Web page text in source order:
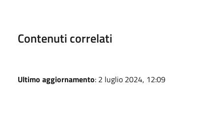
Contenuti correlati
Ultimo aggiornamento: 2 luglio 2024, 12:09